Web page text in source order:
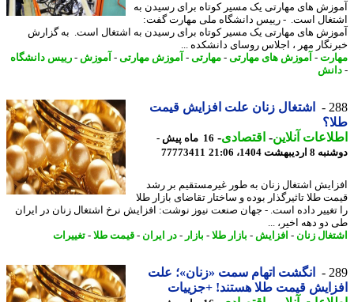
های مهارتی یک مسیر کوتاه برای رسیدن به
است. - رییس دانشگاه ملی مهارت گفت:
های مهارتی یک مسیر کوتاه برای رسیدن به اشتغال است. به گزارش
مهر ، اجلاس روسای دانشکده ...
- آموزش های مهارتی-مهارتی-آموزش مهارتی-آموزش-رییس دانشگاه
اشتغال زنان علت افزایش قیمت
آنلاین-اقتصادی-
16 ماه پیش -
1404، 21:06
77773411
اشتغال زنان به طور غیرمستقیم بر رشد
طلا تاثیرگذار بوده و ساختار تقاضای بازار طلا
داده است. - جهان صنعت نیوز نوشت: افزایش نرخ اشتغال زنان در ایران
دهه اخیر، ...
زنان -افزایش -بازار طلا -بازار - در ایران - قیمت طلا-تغییرات
انگشت اتهام سمت «زنان»؛ علت
قیمت طلا هستند! +جزییات